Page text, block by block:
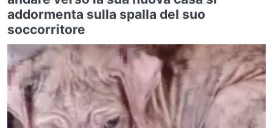
addormenta sulla spalla del suo
soccorritore